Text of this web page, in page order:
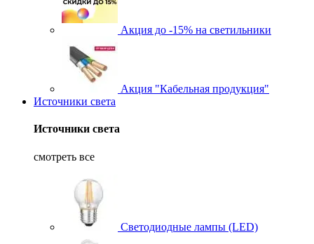
Акция до -15% на светильники
Акция "Кабельная продукция"
Источники света
Источники света
смотреть все
Светодиодные лампы (LED)